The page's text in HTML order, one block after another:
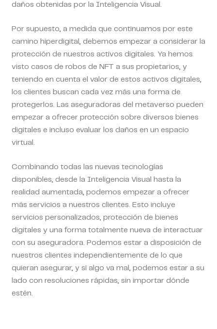
daños obtenidas por la Inteligencia Visual.
Por supuesto, a medida que continuamos por este
camino hiperdigital, debemos empezar a considerar la
protección de nuestros activos digitales. Ya hemos
visto casos de robos de NFT a sus propietarios, y
teniendo en cuenta el valor de estos activos digitales,
los clientes buscan cada vez más una forma de
protegerlos. Las aseguradoras del metaverso pueden
empezar a ofrecer protección sobre diversos bienes
digitales e incluso evaluar los daños en un espacio
virtual.
Combinando todas las nuevas tecnologías
disponibles, desde la Inteligencia Visual hasta la
realidad aumentada, podemos empezar a ofrecer
más servicios a nuestros clientes. Esto incluye
servicios personalizados, protección de bienes
digitales y una forma totalmente nueva de interactuar
con su aseguradora. Podemos estar a disposición de
nuestros clientes independientemente de lo que
quieran asegurar, y si algo va mal, podemos estar a su
lado con resoluciones rápidas, sin importar dónde
estén.